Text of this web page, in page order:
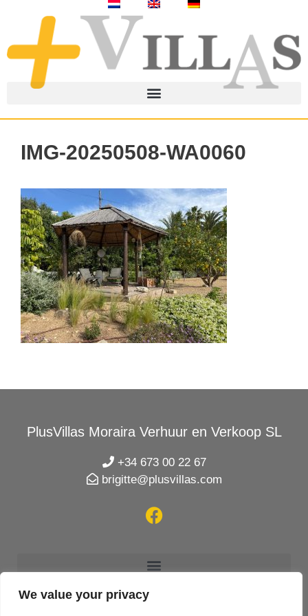
We value your privacy
IMG-20250508-WA0060
PlusVillas Moraira Verhuur en Verkoop SL
+34 673 00 22 67
brigitte@plusvillas.com